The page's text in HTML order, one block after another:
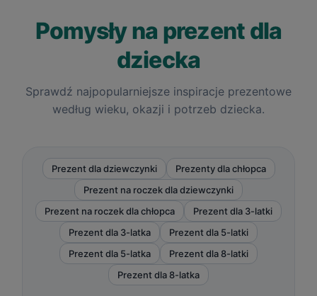
Pomysły na prezent dla
dziecka
Sprawdź najpopularniejsze inspiracje prezentowe
według wieku, okazji i potrzeb dziecka.
Prezent dla dziewczynki
Prezenty dla chłopca
Prezent na roczek dla dziewczynki
Prezent na roczek dla chłopca
Prezent dla 3-latki
Prezent dla 3-latka
Prezent dla 5-latki
Prezent dla 5-latka
Prezent dla 8-latki
Prezent dla 8-latka